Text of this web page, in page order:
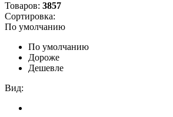
Товаров: 3857
Сортировка:
По умолчанию
По умолчанию
Дороже
Дешевле
Вид: